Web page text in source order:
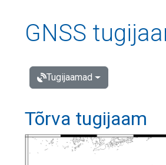
GNSS
Tugijaamad
Tõrva tugijaam